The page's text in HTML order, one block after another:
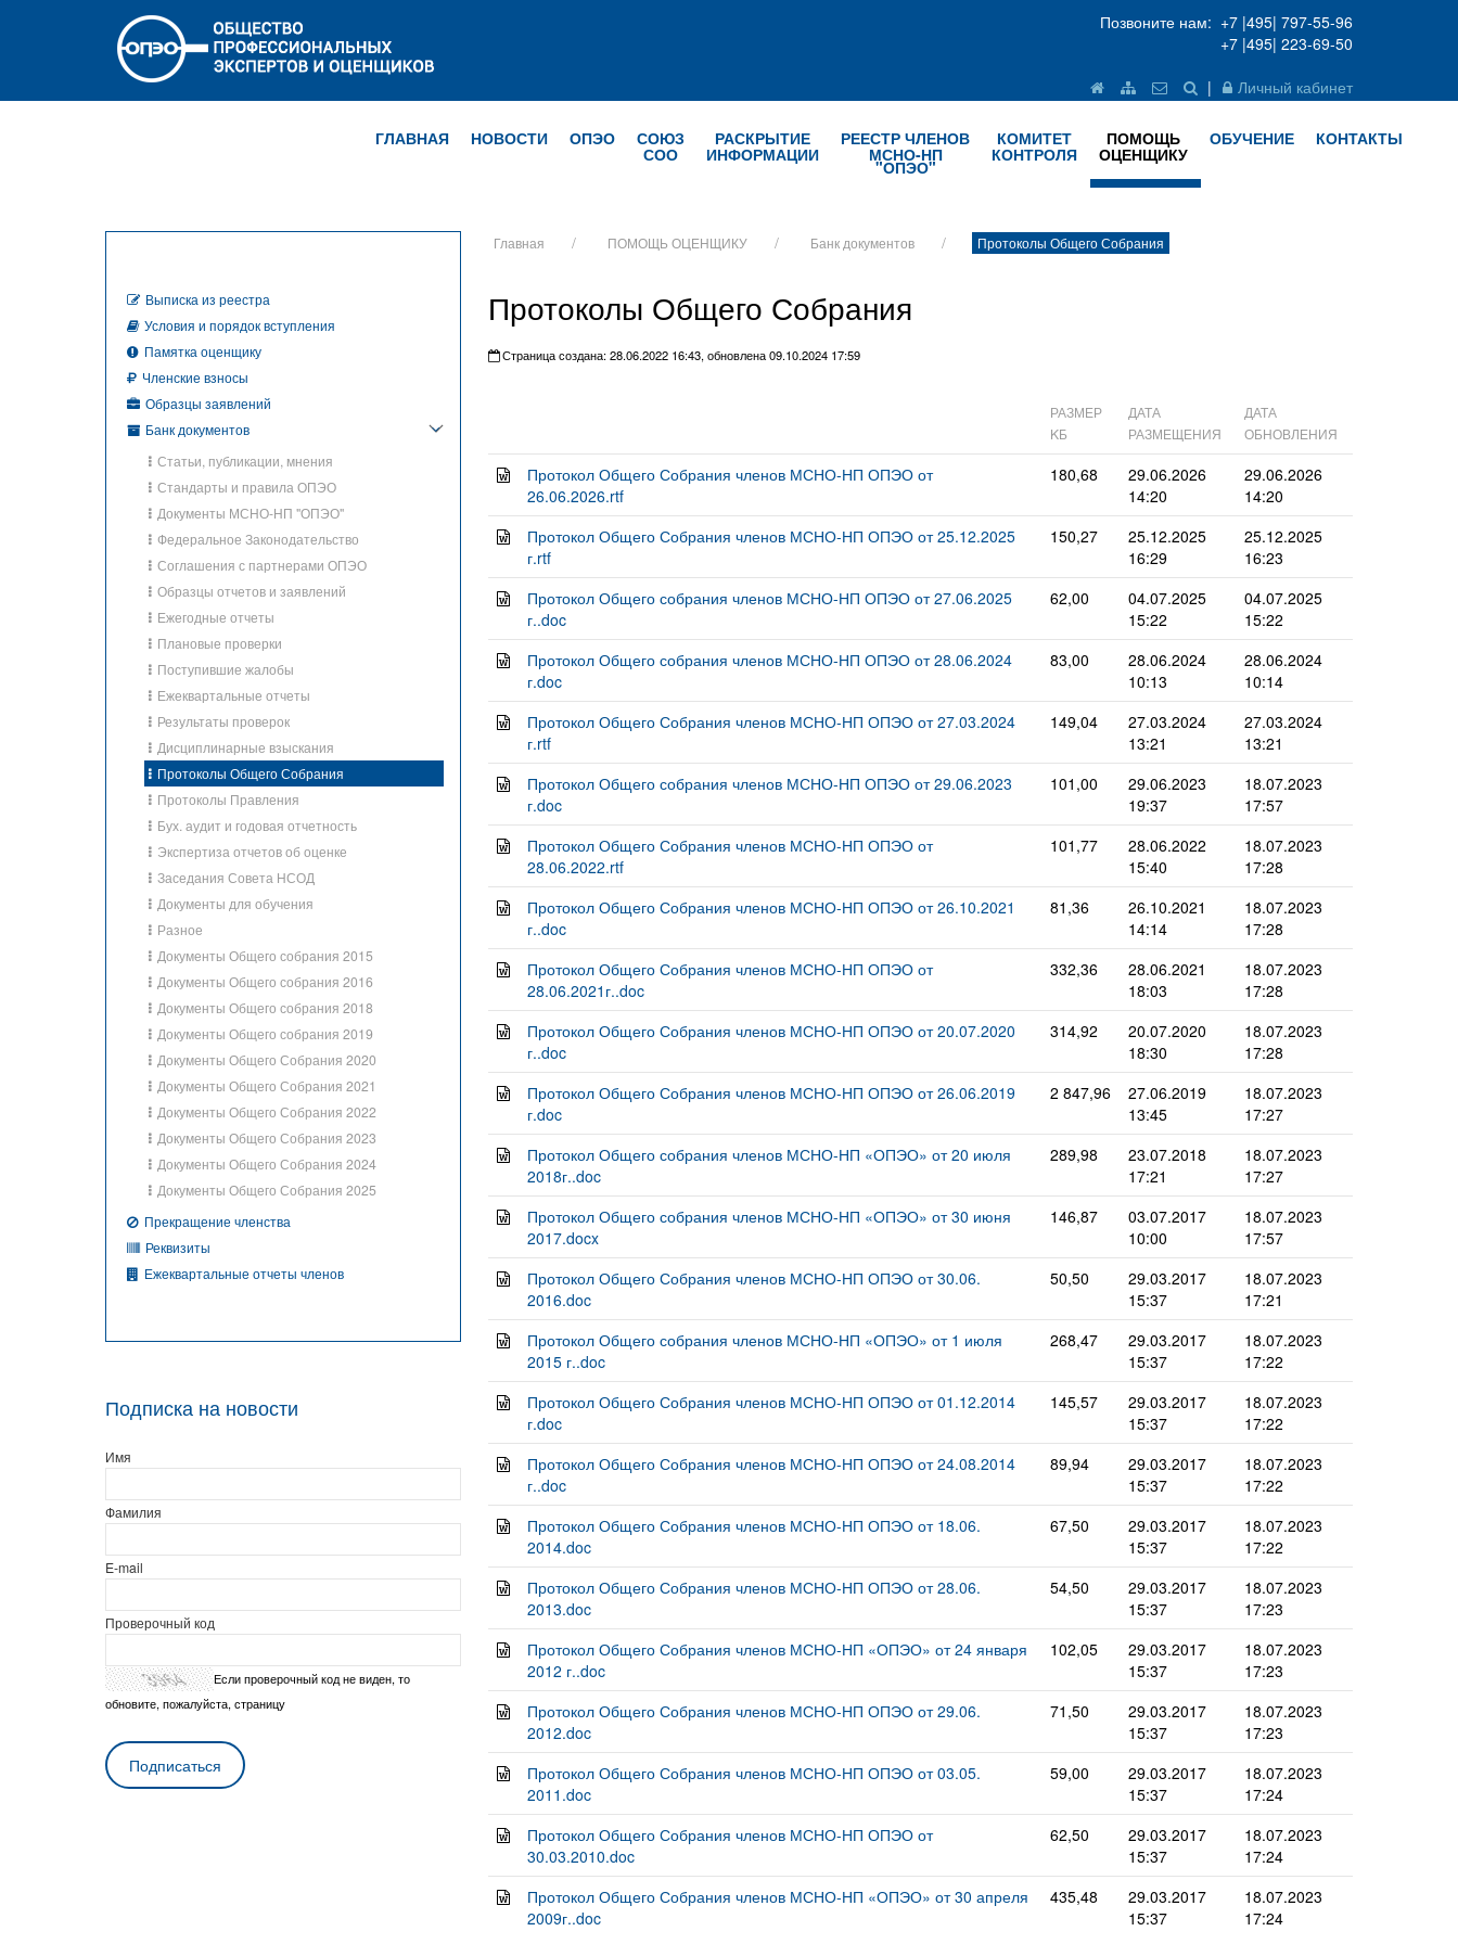
Позвоните нам: +7 |495| 797-55-96
+7 |495| 223-69-50
|
Личный кабинет
ГЛАВНАЯ НОВОСТИ ОПЭО СОЮЗ
СОО
РАСКРЫТИЕ
ИНФОРМАЦИИ
РЕЕСТР ЧЛЕНОВ
МСНО-НП
"ОПЭО"
КОМИТЕТ
КОНТРОЛЯ
ПОМОЩЬ
ОЦЕНЩИКУ
ОБУЧЕНИЕ КОНТАКТЫ
Главная ПОМОЩЬ ОЦЕНЩИКУ Банк документов Протоколы Общего Собрания
Протоколы Общего Собрания
Страница создана: 28.06.2022 16:43, обновлена 09.10.2024 17:59
РАЗМЕР
KБ
ДАТА
РАЗМЕЩЕНИЯ
ДАТА
ОБНОВЛЕНИЯ
Протокол Общего Собрания членов МСНО-НП ОПЭО от
26.06.2026.rtf
180,68
29.06.2026
14:20
29.06.2026
14:20
Протокол Общего Собрания членов МСНО-НП ОПЭО от 25.12.2025
г.rtf
150,27
25.12.2025
16:29
25.12.2025
16:23
Протокол Общего собрания членов МСНО-НП ОПЭО от 27.06.2025
г..doc
62,00
04.07.2025
15:22
04.07.2025
15:22
Протокол Общего собрания членов МСНО-НП ОПЭО от 28.06.2024
г.doc
83,00
28.06.2024
10:13
28.06.2024
10:14
Протокол Общего Собрания членов МСНО-НП ОПЭО от 27.03.2024
г.rtf
149,04
27.03.2024
13:21
27.03.2024
13:21
Протокол Общего собрания членов МСНО-НП ОПЭО от 29.06.2023
г.doc
101,00
29.06.2023
19:37
18.07.2023
17:57
Протокол Общего Собрания членов МСНО-НП ОПЭО от
28.06.2022.rtf
101,77
28.06.2022
15:40
18.07.2023
17:28
Протокол Общего Собрания членов МСНО-НП ОПЭО от 26.10.2021
г..doc
81,36
26.10.2021
14:14
18.07.2023
17:28
Протокол Общего Собрания членов МСНО-НП ОПЭО от
28.06.2021г..doc
332,36
28.06.2021
18:03
18.07.2023
17:28
Протокол Общего Собрания членов МСНО-НП ОПЭО от 20.07.2020
г..doc
314,92
20.07.2020
18:30
18.07.2023
17:28
Протокол Общего Собрания членов МСНО-НП ОПЭО от 26.06.2019
г.doc
2 847,96
27.06.2019
13:45
18.07.2023
17:27
Протокол Общего собрания членов МСНО-НП «ОПЭО» от 20 июля
2018г..doc
289,98
23.07.2018
17:21
18.07.2023
17:27
Протокол Общего собрания членов МСНО-НП «ОПЭО» от 30 июня
2017.docx
146,87
03.07.2017
10:00
18.07.2023
17:57
Протокол Общего Собрания членов МСНО-НП ОПЭО от 30.06.
2016.doc
50,50
29.03.2017
15:37
18.07.2023
17:21
Протокол Общего собрания членов МСНО-НП «ОПЭО» от 1 июля
2015 г..doc
268,47
29.03.2017
15:37
18.07.2023
17:22
Протокол Общего Собрания членов МСНО-НП ОПЭО от 01.12.2014
г.doc
145,57
29.03.2017
15:37
18.07.2023
17:22
Протокол Общего Собрания членов МСНО-НП ОПЭО от 24.08.2014
г..doc
89,94
29.03.2017
15:37
18.07.2023
17:22
Протокол Общего Собрания членов МСНО-НП ОПЭО от 18.06.
2014.doc
67,50
29.03.2017
15:37
18.07.2023
17:22
Протокол Общего Собрания членов МСНО-НП ОПЭО от 28.06.
2013.doc
54,50
29.03.2017
15:37
18.07.2023
17:23
Протокол Общего Собрания членов МСНО-НП «ОПЭО» от 24 января
2012 г..doc
102,05
29.03.2017
15:37
18.07.2023
17:23
Протокол Общего Собрания членов МСНО-НП ОПЭО от 29.06.
2012.doc
71,50
29.03.2017
15:37
18.07.2023
17:23
Протокол Общего Собрания членов МСНО-НП ОПЭО от 03.05.
2011.doc
59,00
29.03.2017
15:37
18.07.2023
17:24
Протокол Общего Собрания членов МСНО-НП ОПЭО от
30.03.2010.doc
62,50
29.03.2017
15:37
18.07.2023
17:24
Протокол Общего Собрания членов МСНО-НП «ОПЭО» от 30 апреля
2009г..doc
435,48
29.03.2017
15:37
18.07.2023
17:24
Выписка из реестра
Условия и порядок вступления
Памятка оценщику
Членские взносы
Образцы заявлений
Банк документов
Статьи, публикации, мнения
Стандарты и правила ОПЭО
Документы МСНО-НП "ОПЭО"
Федеральное Законодательство
Соглашения с партнерами ОПЭО
Образцы отчетов и заявлений
Ежегодные отчеты
Плановые проверки
Поступившие жалобы
Ежеквартальные отчеты
Результаты проверок
Дисциплинарные взыскания
Протоколы Общего Собрания
Протоколы Правления
Бух. аудит и годовая отчетность
Экспертиза отчетов об оценке
Заседания Совета НСОД
Документы для обучения
Разное
Документы Общего собрания 2015
Документы Общего собрания 2016
Документы Общего собрания 2018
Документы Общего собрания 2019
Документы Общего Собрания 2020
Документы Общего Собрания 2021
Документы Общего Собрания 2022
Документы Общего Собрания 2023
Документы Общего Собрания 2024
Документы Общего Собрания 2025
Прекращение членства
Реквизиты
Ежеквартальные отчеты членов
Подписка на новости
Имя
Фамилия
E-mail
Проверочный код
Если проверочный код не виден, то
обновите, пожалуйста, страницу